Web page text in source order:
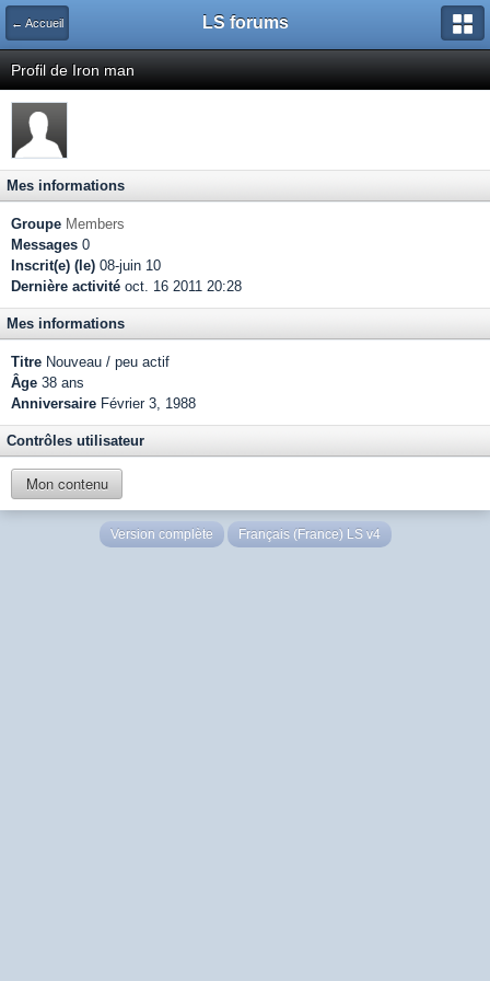
← Accueil LS forums
Profil de Iron man
Mes informations
Groupe Members
Messages 0
Inscrit(e) (le) 08-juin 10
Dernière activité oct. 16 2011 20:28
Mes informations
Titre Nouveau / peu actif
Âge 38 ans
Anniversaire Février 3, 1988
Contrôles utilisateur
Mon contenu
Version complète Français (France) LS v4